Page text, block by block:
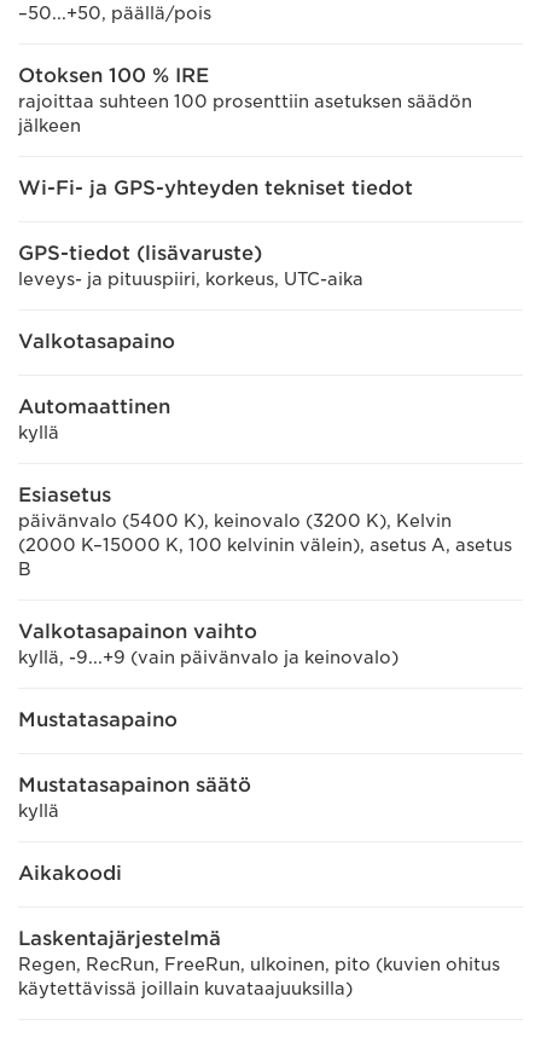
–50...+50, päällä/pois
Otoksen 100 % IRE
rajoittaa suhteen 100 prosenttiin asetuksen säädön
jälkeen
Wi-Fi- ja GPS-yhteyden tekniset tiedot
GPS-tiedot (lisävaruste)
leveys- ja pituuspiiri, korkeus, UTC-aika
Valkotasapaino
Automaattinen
kyllä
Esiasetus
päivänvalo (5400 K), keinovalo (3200 K), Kelvin
(2000 K–15000 K, 100 kelvinin välein), asetus A, asetus
B
Valkotasapainon vaihto
kyllä, -9...+9 (vain päivänvalo ja keinovalo)
Mustatasapaino
Mustatasapainon säätö
kyllä
Aikakoodi
Laskentajärjestelmä
Regen, RecRun, FreeRun, ulkoinen, pito (kuvien ohitus
käytettävissä joillain kuvataajuuksilla)